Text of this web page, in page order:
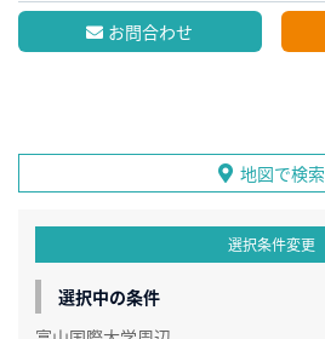
お問合わせ
地図で検索
選択条件変更
選択中の条件